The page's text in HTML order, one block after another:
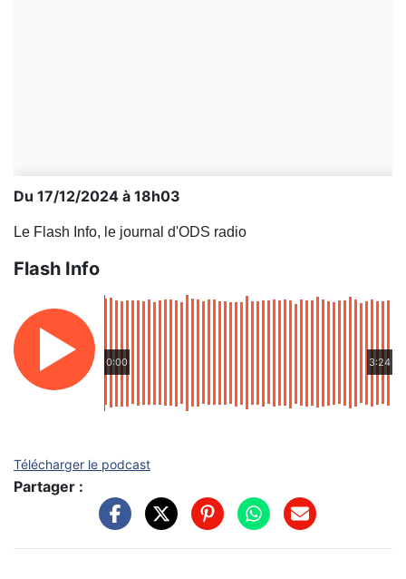
Du 17/12/2024 à 18h03
Le Flash Info, le journal d'ODS radio
Flash Info
0:00 3:24
Télécharger le podcast
Partager :